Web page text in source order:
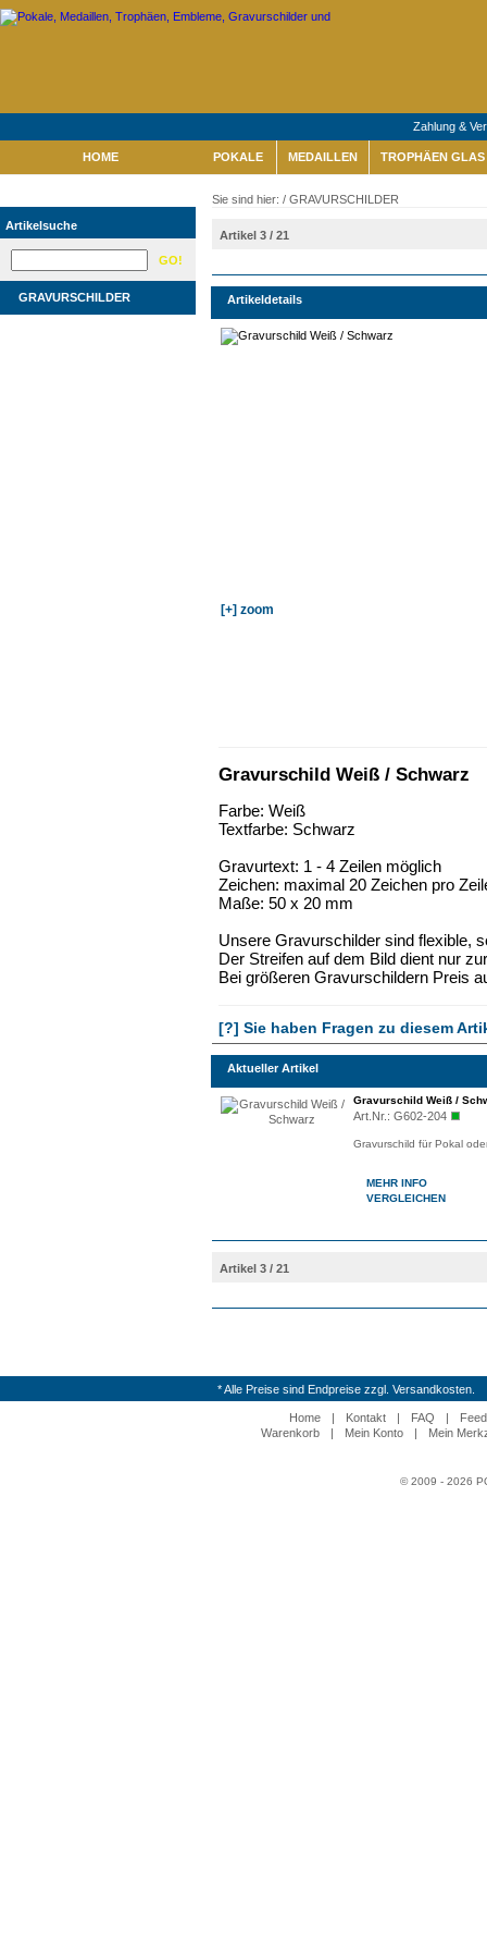
Zahlung &
HOME POKALE MEDAILLEN TROPHÄEN GLAS
Artikelsuche
GRAVURSCHILDER
Sie sind hier: / GRAVURSCHILDER
Artikel 3 / 21
Artikeldetails
[+] zoom
Gravurschild Weiß / Schwarz
Farbe: Weiß
Textfarbe: Schwarz
Gravurtext: 1 - 4 Zeilen möglich
Zeichen: maximal 20 Zeichen pro
Maße: 50 x 20 mm
Unsere Gravurschilder sind flexible,
Der Streifen auf dem Bild dient nur
Bei größeren Gravurschildern Preis
[?] Sie haben Fragen zu diesem
Aktueller Artikel
Gravurschild Weiß /
Art.Nr.: G602-204
Gravurschild für Pokal
MEHR INFO
VERGLEICHEN
Artikel 3 / 21
* Alle Preise sind Endpreise zzgl. Versandkosten.
Home | Kontakt | FAQ |
Warenkorb
| Mein Konto | Mein
© 2009 - 2026